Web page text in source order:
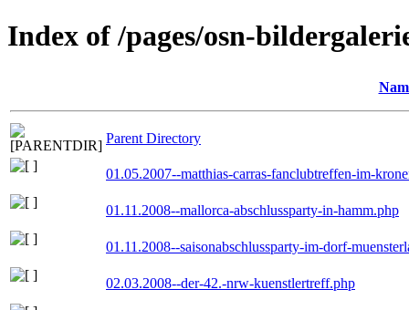
Index of /pages/osn-
Parent Directory
01.05.2007--matthias-carras-fanclubtreffen-im-
01.11.2008--mallorca-abschlussparty-in-hamm.php
01.11.2008--saisonabschlussparty-im-dorf-
02.03.2008--der-42.-nrw-kuenstlertreff.php